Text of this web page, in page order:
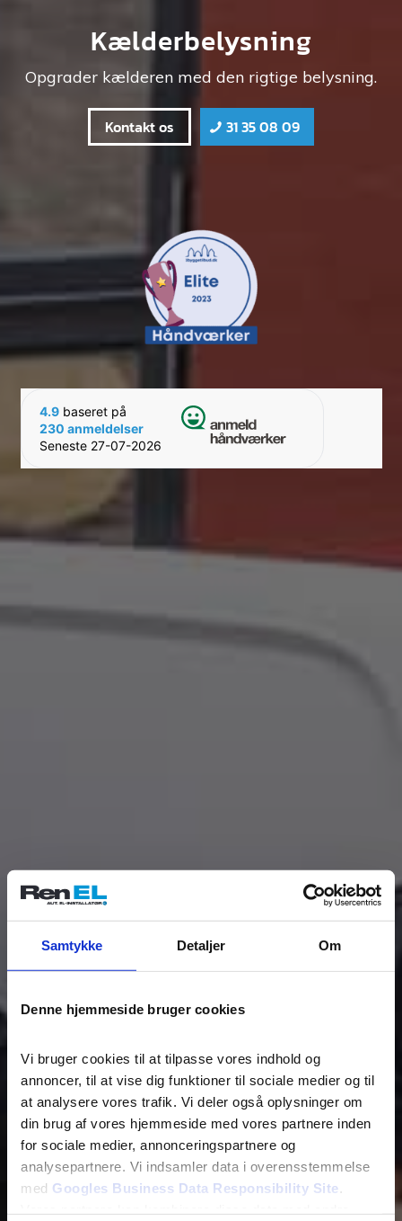
Samtykke Detaljer Om
Denne hjemmeside bruger cookies
Vi bruger cookies til at tilpasse vores indhold og
annoncer, til at vise dig funktioner til sociale medier og til
at analysere vores trafik. Vi deler også oplysninger om
din brug af vores hjemmeside med vores partnere inden
for sociale medier, annonceringspartnere og
analysepartnere. Vi indsamler data i overensstemmelse
med Googles Business Data Responsibility Site.
Kælderbelysning
Opgrader kælderen med den rigtige belysning.
Kontakt os 31 35 08 09
4.9baseret på
230 anmeldelser
Seneste 27-07-2026